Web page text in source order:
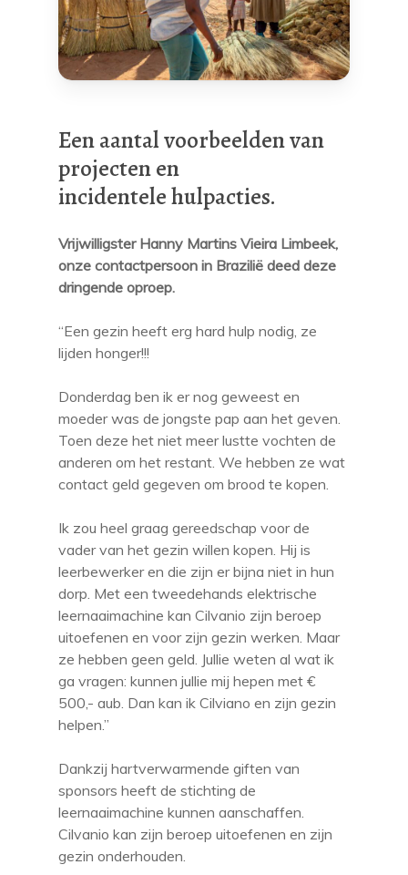
Een aantal voorbeelden van
projecten en
incidentele hulpacties.
Vrijwilligster Hanny Martins Vieira Limbeek,
onze contactpersoon in Brazilië deed deze
dringende oproep.
“Een gezin heeft erg hard hulp nodig, ze
lijden honger!!!
Donderdag ben ik er nog geweest en
moeder was de jongste pap aan het geven.
Toen deze het niet meer lustte vochten de
anderen om het restant. We hebben ze wat
contact geld gegeven om brood te kopen.
Ik zou heel graag gereedschap voor de
vader van het gezin willen kopen. Hij is
leerbewerker en die zijn er bijna niet in hun
dorp. Met een tweedehands elektrische
leernaaimachine kan Cilvanio zijn beroep
uitoefenen en voor zijn gezin werken. Maar
ze hebben geen geld. Jullie weten al wat ik
ga vragen: kunnen jullie mij hepen met €
500,- aub. Dan kan ik Cilviano en zijn gezin
helpen.”
Dankzij hartverwarmende giften van
sponsors heeft de stichting de
leernaaimachine kunnen aanschaffen.
Cilvanio kan zijn beroep uitoefenen en zijn
gezin onderhouden.
Onze vrijwilligers
Actief in
Vrijwilligers
Contact
Documenten